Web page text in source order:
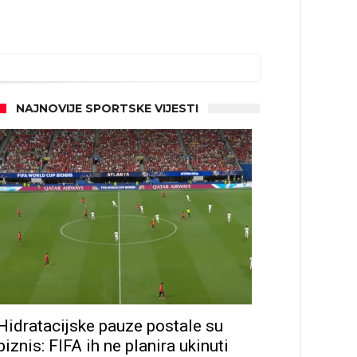
NAJNOVIJE SPORTSKE VIJESTI
pauze postale su
FIFA ih ne planira ukinuti